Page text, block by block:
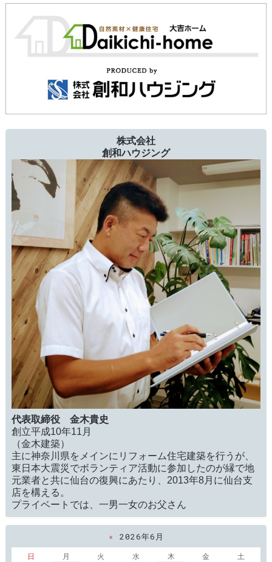
株式会社
創和ハウジング
代表取締役 金木貴史
創立平成10年11月
（金木建築）
主に神奈川県をメインにリフォーム住宅建築を行うが、
東日本大震災でボランティア活動に参加したのが縁で地
元業者と共に仙台の復興にあたり、2013年8月に仙台支
店を構える。
プライベートでは、一男一女のお父さん
« 2026年6月
日
月 火 水 木 金
土